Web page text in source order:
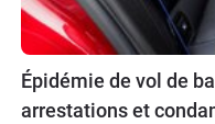
Épidémie de vol de
arrestations et